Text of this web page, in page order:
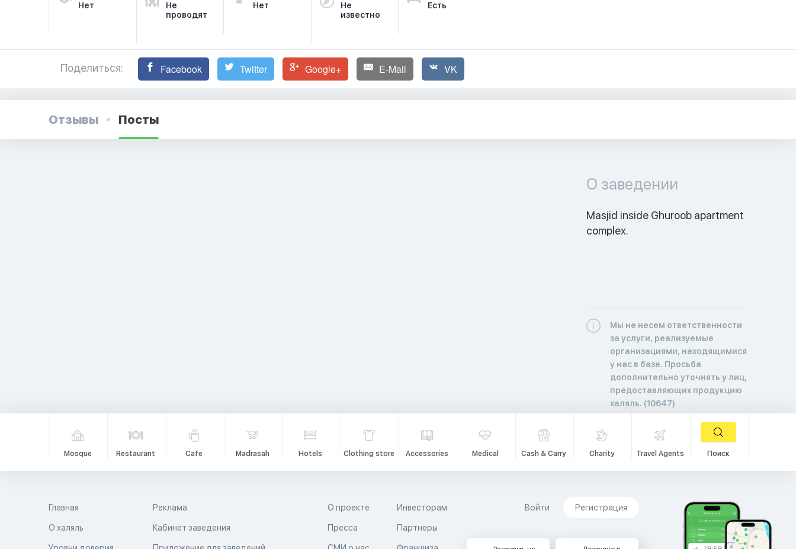
Нет
Не
проводят
Нет
Не
известно
Есть
Поделиться: Facebook Twitter Google+ E-Mail VK
Отзывы Посты
О заведении
Masjid inside Ghuroob apartment
complex.
Мы не несем ответственности
за услуги, реализуемые
организациями, находящимися
у нас в базе. Просьба
дополнительно уточнять у лиц,
предоставляющих продукцию
халяль. (10647)
Mosque Restaurant Cafe Madrasah Hotels Clothing store Accessories Medical Cash & Carry Charity Travel Agents Поиск
Главная
О халяль
Реклама
Кабинет заведения
О проекте
Пресса
Инвесторам
Партнеры
Войти Регистрация